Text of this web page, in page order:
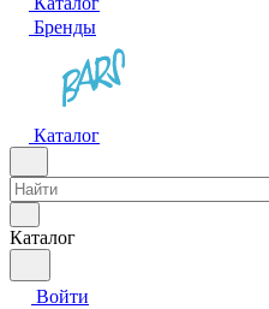
Бренды
Каталог
Каталог
Войти